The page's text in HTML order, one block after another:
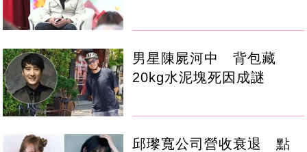
男星陳屍河中 背包藏
20kg水泥塊死因成謎
邱瓈寬公司營收衰退 點